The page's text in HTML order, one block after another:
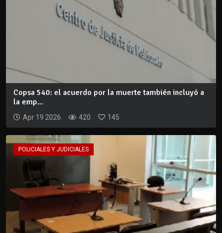
Copsa 540: el acuerdo por la muerte también incluyó a
la emp...
Apr 19 2026 420 145
POLICIALES Y JUDICIALES